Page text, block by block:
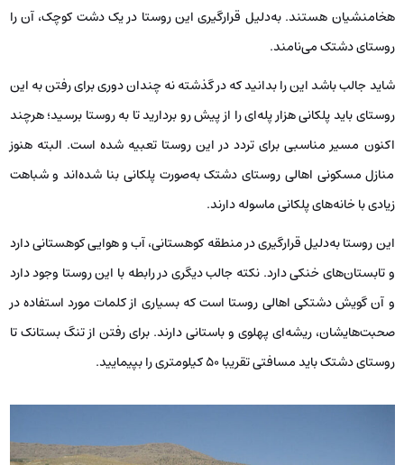
هخامنشیان هستند. به‌دلیل قرارگیری این روستا در یک دشت کوچک، آن را
روستای دشتک می‌نامند.
شاید جالب باشد این را بدانید که در گذشته نه چندان دوری برای رفتن به این
روستای باید پلکانی هزار پله‌ای را از پیش رو بردارید تا به روستا برسید؛ هرچند
اکنون مسیر مناسبی برای تردد در این روستا تعبیه شده است. البته هنوز
منازل مسکونی اهالی روستای دشتک به‌صورت پلکانی بنا شده‌اند و شباهت
زیادی با خانه‌های پلکانی ماسوله دارند.
این روستا به‌دلیل قرارگیری در منطقه کوهستانی، آب و هوایی کوهستانی دارد
و تابستان‌های خنکی دارد. نکته جالب دیگری در رابطه با این روستا وجود دارد
و آن گویش دشتکی اهالی روستا است که بسیاری از کلمات مورد استفاده در
صحبت‌هایشان، ریشه‌ای پهلوی و باستانی دارند. برای رفتن از تنگ بستانک تا
روستای دشتک باید مسافتی تقریبا 50 کیلومتری را بپیمایید.